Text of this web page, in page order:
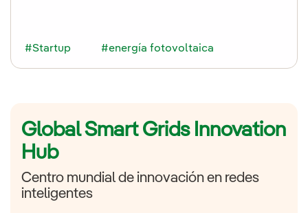
#Startup #energía fotovoltaica
Global Smart Grids Innovation
Hub
Centro mundial de innovación en redes
inteligentes